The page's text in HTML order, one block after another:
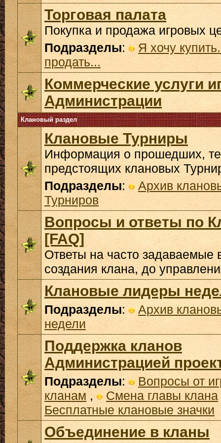
Торговая палата
Покупка и продажа игровых
Подразделы:
Я хочу
продать...
Коммерческие услуги
Администрации
Клановый раздел
Клановые Турниры
Информация о прошедших,
предстоящих клановых
Подразделы:
Архив
Турниров
Вопросы и ответы по
[FAQ]
Ответы на часто задаваемые
создания клана, до
Клановые лидеры
Подразделы:
Архив
недели
Поддержка кланов
Администрацией
Подразделы:
Вопросы от
кланам ,
Смена главы клана
Бесплатные клановые значки
Объединение в кланы